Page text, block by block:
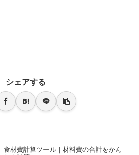
シェアする
食材費計算ツール｜材料費の合計をかん